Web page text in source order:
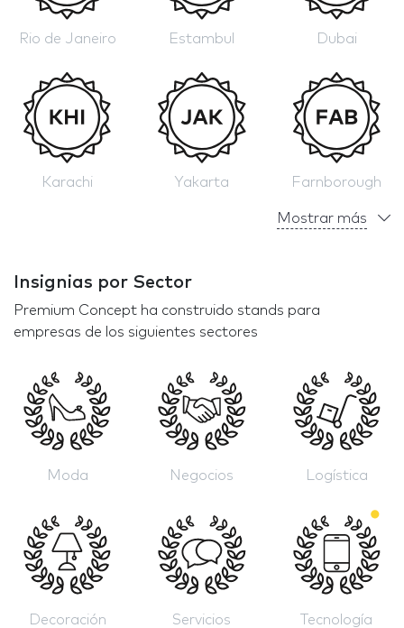
Rio de Janeiro Estambul Dubai
Karachi Yakarta Farnborough
Mostrar más
Insignias por Sector
Premium Concept ha construido stands para
empresas de los siguientes sectores
Moda Negocios Logística
Decoración Servicios Tecnología